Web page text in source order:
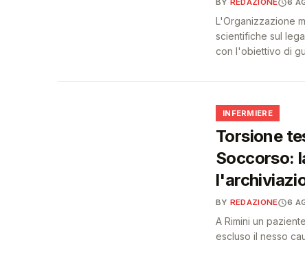
BY REDAZIONE 6
L'Organizzazione
scientifiche sul
con l'obiettivo di
INFERMIERE
Torsione
Soccorso:
BY REDAZIONE 6
A Rimini un
escluso il nesso